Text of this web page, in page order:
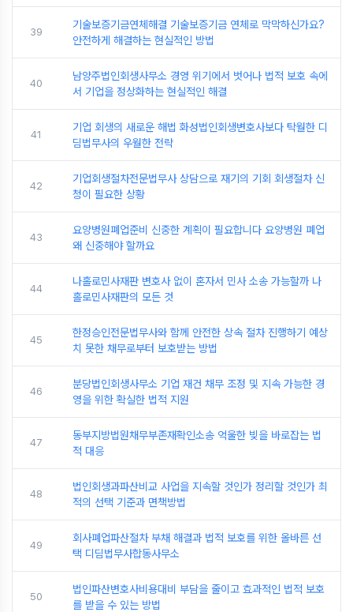
39
기술보증기금연체해결 기술보증기금 연체로 막막하신가요?
안전하게 해결하는 현실적인 방법
40
남양주법인회생사무소 경영 위기에서 벗어나 법적 보호 속에
서 기업을 정상화하는 현실적인 해결
41
기업 회생의 새로운 해법 화성법인회생변호사보다 탁월한 디
딤법무사의 우월한 전략
42
기업회생절차전문법무사 상담으로 재기의 기회 회생절차 신
청이 필요한 상황
43
요양병원폐업준비 신중한 계획이 필요합니다 요양병원 폐업
왜 신중해야 할까요
44
나홀로민사재판 변호사 없이 혼자서 민사 소송 가능할까 나
홀로민사재판의 모든 것
45
한정승인전문법무사와 함께 안전한 상속 절차 진행하기 예상
치 못한 채무로부터 보호받는 방법
46
분당법인회생사무소 기업 재건 채무 조정 및 지속 가능한 경
영을 위한 확실한 법적 지원
47
동부지방법원채무부존재확인소송 억울한 빚을 바로잡는 법
적 대응
48
법인회생과파산비교 사업을 지속할 것인가 정리할 것인가 최
적의 선택 기준과 면책방법
49
회사폐업파산절차 부채 해결과 법적 보호를 위한 올바른 선
택 디딤법무사합동사무소
50
법인파산변호사비용대비 부담을 줄이고 효과적인 법적 보호
를 받을 수 있는 방법